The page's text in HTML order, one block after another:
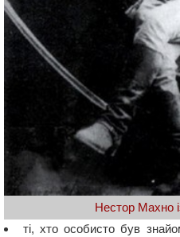
Нестор Махно
ті, хто особисто був